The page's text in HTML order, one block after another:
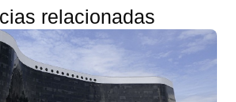
relacionadas